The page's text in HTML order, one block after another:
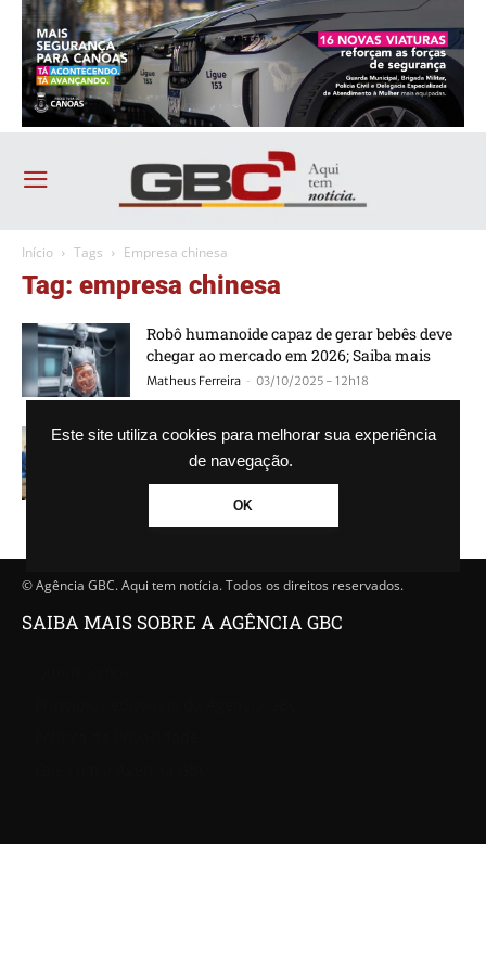
Este site utiliza cookies para melhorar sua experiência
de navegação.
OK
Início Tags Empresa chinesa
Tag: empresa chinesa
Robô humanoide capaz de gerar bebês deve
chegar ao mercado em 2026; Saiba mais
Matheus Ferreira - 03/10/2025 - 12h18
Empresa chinesa vai capacitar inscritos do
CadÚnico
Agência GBC - 16/10/2024 - 18h30
© Agência GBC. Aqui tem notícia. Todos os direitos reservados.
SAIBA MAIS SOBRE A AGÊNCIA GBC